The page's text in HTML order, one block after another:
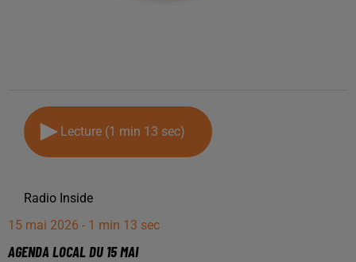
Lecture (1 min 13 sec)
Radio Inside
15 mai 2026 - 1 min 13 sec
AGENDA LOCAL DU 15 MAI